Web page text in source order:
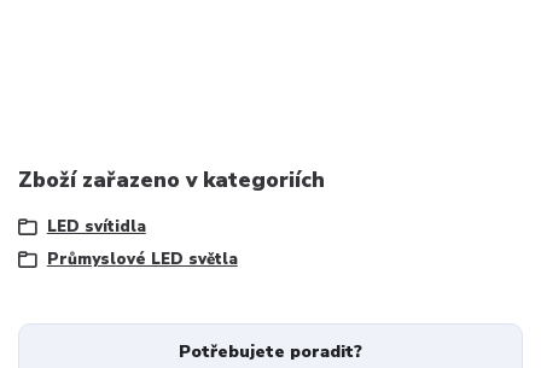
Zboží zařazeno v kategoriích
LED svítidla
Průmyslové LED světla
Potřebujete poradit?